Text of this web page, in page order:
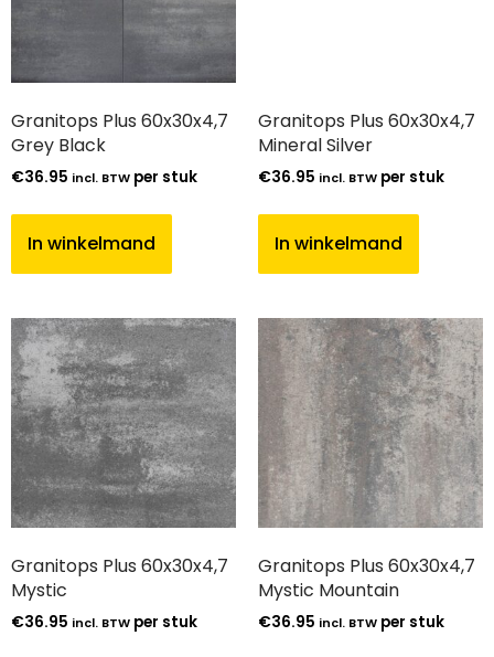
Granitops Plus 60x30x4,7
Grey Black
€36.95 incl. BTW per stuk
In winkelmand
Granitops Plus 60x30x4,7
Mineral Silver
€36.95 incl. BTW per stuk
In winkelmand
Granitops Plus 60x30x4,7
Mystic
€36.95 incl. BTW per stuk
Granitops Plus 60x30x4,7
Mystic Mountain
€36.95 incl. BTW per stuk